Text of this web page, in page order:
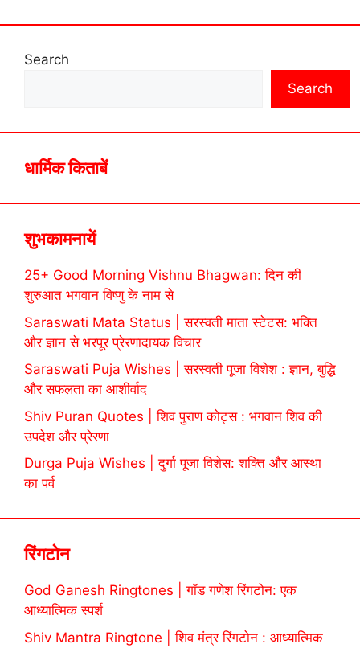
Search
Search
धार्मिक किताबें
शुभकामनायें
25+ Good Morning Vishnu Bhagwan: दिन की
शुरुआत भगवान विष्णु के नाम से
Saraswati Mata Status | सरस्वती माता स्टेटस: भक्ति
और ज्ञान से भरपूर प्रेरणादायक विचार
Saraswati Puja Wishes | सरस्वती पूजा विशेश : ज्ञान, बुद्धि
और सफलता का आशीर्वाद
Shiv Puran Quotes | शिव पुराण कोट्स : भगवान शिव की
उपदेश और प्रेरणा
Durga Puja Wishes | दुर्गा पूजा विशेस: शक्ति और आस्था
का पर्व
रिंगटोन
God Ganesh Ringtones | गॉड गणेश रिंगटोन: एक
आध्यात्मिक स्पर्श
Shiv Mantra Ringtone | शिव मंत्र रिंगटोन : आध्यात्मिक